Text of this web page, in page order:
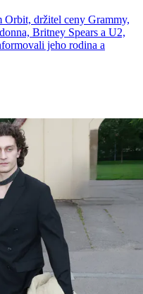
držitel ceny Grammy,
Britney Spears a U2,
jeho rodina a